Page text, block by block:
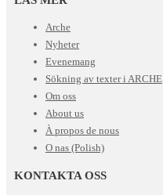
Arche
Nyheter
Evenemang
Sökning av texter i ARCHE
Om oss
About us
À propos de nous
O nas (Polish)
KONTAKTA OSS